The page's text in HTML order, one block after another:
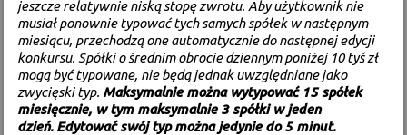
jeszcze relatywnie niską stopę zwrotu. Aby użytkownik nie
musiał ponownie typować tych samych spółek w następnym
miesiącu, przechodzą one automatycznie do następnej edycji
konkursu. Spółki o średnim obrocie dziennym poniżej 10 tyś zł
mogą być typowane, nie będą jednak uwzględniane jako
zwycięski typ. Maksymalnie można wytypować 15 spółek
miesięcznie, w tym maksymalnie 3 spółki w jeden
dzień. Edytować swój typ można jedynie do 5 minut.